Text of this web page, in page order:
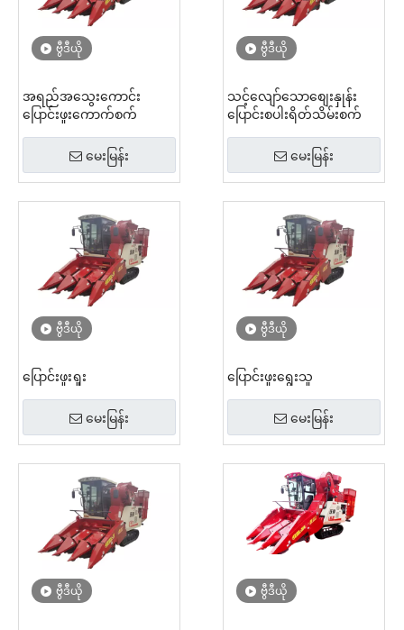
ဗွီဒီယို
အရည်အသွေးကောင်း
ပြောင်းဖူးကောက်စက်
မေးမြန်း
ဗွီဒီယို
သင့်လျော်သောစျေးနှုန်း
ပြောင်းစပါးရိတ်သိမ်းစက်
မေးမြန်း
ဗွီဒီယို
ပြောင်းဖူးရှုး
မေးမြန်း
ဗွီဒီယို
ပြောင်းဖူးရွေးသူ
မေးမြန်း
ဗွီဒီယို ဗွီဒီယို